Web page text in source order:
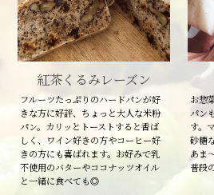
紅茶くるみレーズン
フルーツたっぷりのハードパンが好
きな方に好評、ちょっと大人な米粉
パン。カリッとトーストすると香ば
しく、ワイン好きの方やコーヒー好
きの方にも喜ばれます。お好みで乳
不使用のバターやココナッツオイル
と一緒に食べても◎
お惣
パン
す。
砂糖
あま
普段